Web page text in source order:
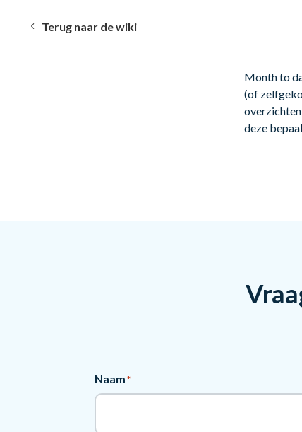
Terug naar de wiki
Month to
(of
deze
Naam *